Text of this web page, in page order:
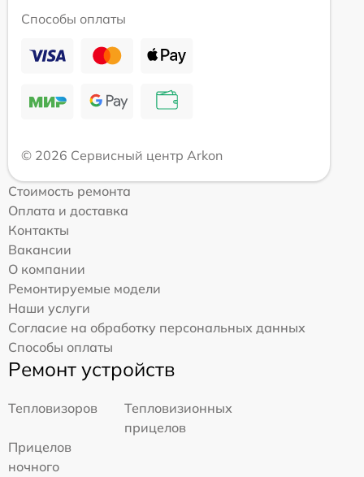
Способы оплаты
© 2026 Сервисный центр Arkon
Стоимость ремонта
Оплата и доставка
Контакты
Вакансии
О компании
Ремонтируемые модели
Наши услуги
Согласие на обработку персональных данных
Способы оплаты
Ремонт устройств
Тепловизоров
Тепловизионных
прицелов
Прицелов
ночного